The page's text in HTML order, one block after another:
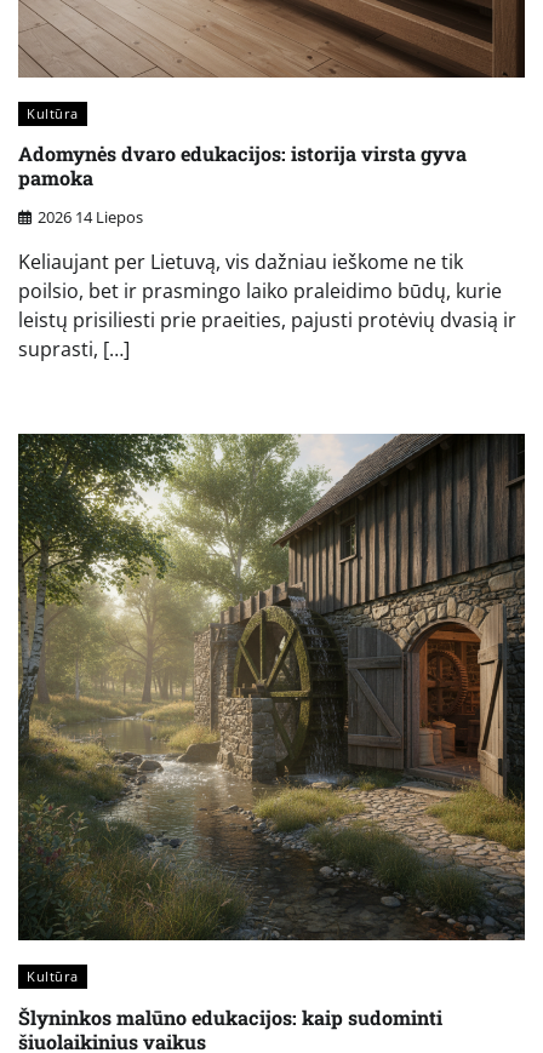
Kultūra
Adomynės dvaro edukacijos: istorija virsta gyva
pamoka
2026 14 Liepos
Keliaujant per Lietuvą, vis dažniau ieškome ne tik
poilsio, bet ir prasmingo laiko praleidimo būdų, kurie
leistų prisiliesti prie praeities, pajusti protėvių dvasią ir
suprasti, […]
Kultūra
Šlyninkos malūno edukacijos: kaip sudominti
šiuolaikinius vaikus